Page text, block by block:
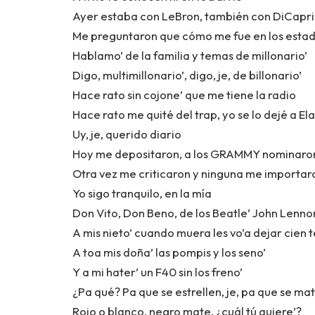
Ayer estaba con LeBron, también con
Me preguntaron que cómo me fue en los
Hablamo’ de la familia y temas de millonario’
Digo, multimillonario’, digo, je, de billonario’
Hace rato sin cojone’ que me tiene la radio
Hace rato me quité del trap, yo se lo dejé a
Uy, je, querido diario
Hoy me depositaron, a los GRAMMY
Otra vez me criticaron y ninguna me
Yo sigo tranquilo, en la mía
Don Vito, Don Beno, de los Beatle’ John
A mis nieto’ cuando muera les vo’a dejar cien
A toa mis doña’ las pompis y los seno’
Y a mi hater’ un F40 sin los freno’
¿Pa qué? Pa que se estrellen, je, pa que se
Rojo o blanco, negro mate, ¿cuál tú quiere’?